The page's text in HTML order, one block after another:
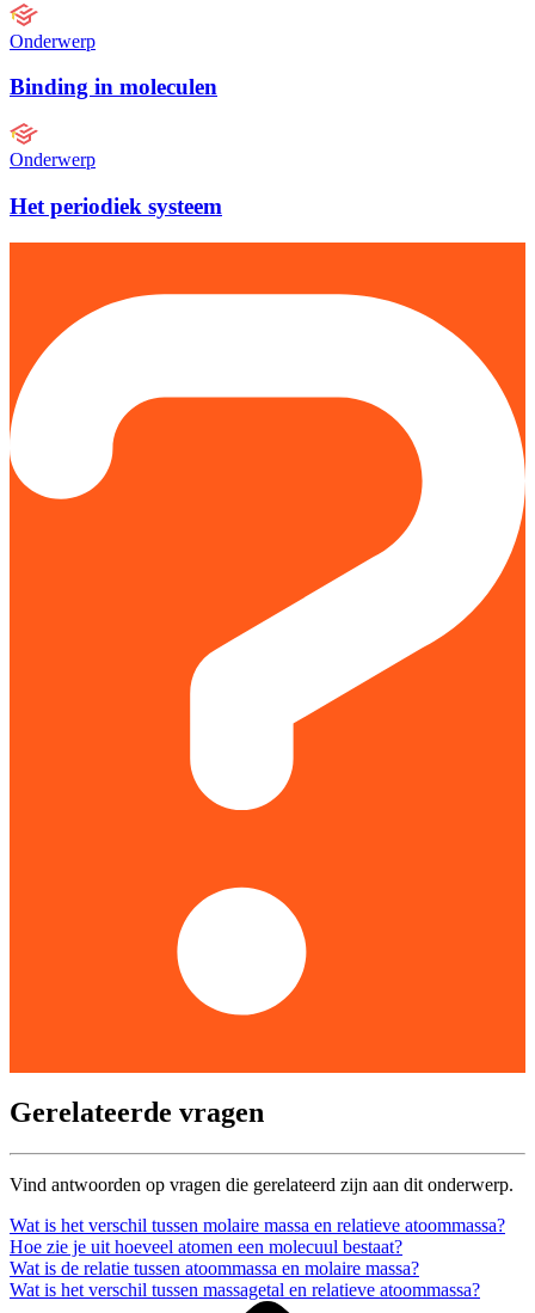
Onderwerp
Binding in moleculen
Onderwerp
Het periodiek systeem
Gerelateerde vragen
Vind antwoorden op vragen die gerelateerd zijn aan dit onderwerp.
Wat is het verschil tussen molaire massa en relatieve atoommassa?
Hoe zie je uit hoeveel atomen een molecuul bestaat?
Wat is de relatie tussen atoommassa en molaire massa?
Wat is het verschil tussen massagetal en relatieve atoommassa?